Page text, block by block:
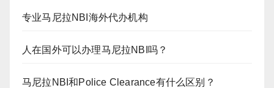
专业马尼拉NBI海外代办机构
人在国外可以办理马尼拉NBI吗？
马尼拉NBI和Police Clearance有什么区别？